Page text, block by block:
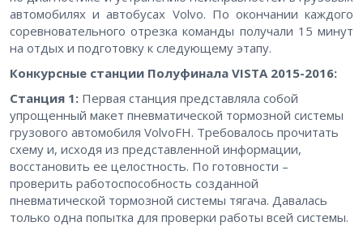
автомобилях и автобусах Volvo. По окончании каждого
соревновательного отрезка команды получали 15 минут
на отдых и подготовку к следующему этапу.
Конкурсные станции Полуфинала VISTA 2015-2016:
Станция 1: Первая станция представляла собой
упрощенный макет пневматической тормозной системы
грузового автомобиля VolvoFH. Требовалось прочитать
схему и, исходя из представленной информации,
восстановить ее целостность. По готовности –
проверить работоспособность созданной
пневматической тормозной системы тягача. Давалась
только одна попытка для проверки работы всей системы.